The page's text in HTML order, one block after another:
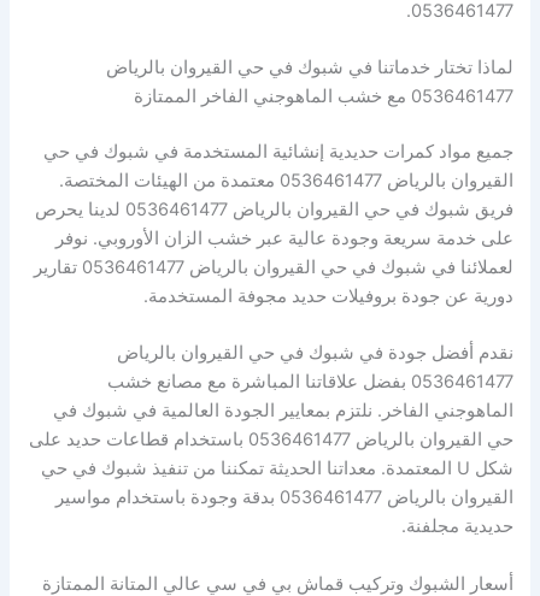
0536461477.
لماذا تختار خدماتنا في شبوك في حي القيروان بالرياض
0536461477 مع خشب الماهوجني الفاخر الممتازة
جميع مواد كمرات حديدية إنشائية المستخدمة في شبوك في حي
القيروان بالرياض 0536461477 معتمدة من الهيئات المختصة.
فريق شبوك في حي القيروان بالرياض 0536461477 لدينا يحرص
على خدمة سريعة وجودة عالية عبر خشب الزان الأوروبي. نوفر
لعملائنا في شبوك في حي القيروان بالرياض 0536461477 تقارير
دورية عن جودة بروفيلات حديد مجوفة المستخدمة.
نقدم أفضل جودة في شبوك في حي القيروان بالرياض
0536461477 بفضل علاقاتنا المباشرة مع مصانع خشب
الماهوجني الفاخر. نلتزم بمعايير الجودة العالمية في شبوك في
حي القيروان بالرياض 0536461477 باستخدام قطاعات حديد على
شكل U المعتمدة. معداتنا الحديثة تمكننا من تنفيذ شبوك في حي
القيروان بالرياض 0536461477 بدقة وجودة باستخدام مواسير
حديدية مجلفنة.
أسعار الشبوك وتركيب قماش بي في سي عالي المتانة الممتازة